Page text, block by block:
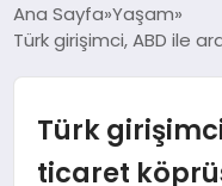
DÜNYA
EĞITIM
EKONOMI
Ana Sayfa Yaşam
Türk girişimci, ABD ile
Türk
ticaret